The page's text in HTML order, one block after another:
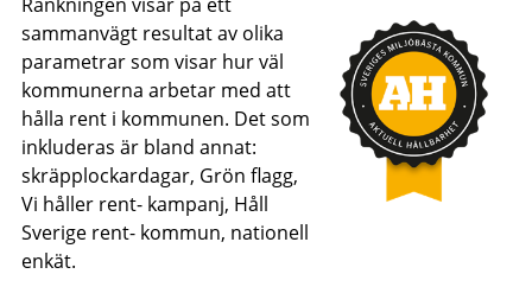
sammanvägt resultat av olika
parametrar som visar hur väl
kommunerna arbetar med att
hålla rent i kommunen. Det som
inkluderas är bland annat:
skräpplockardagar, Grön flagg,
Vi håller rent- kampanj, Håll
Sverige rent- kommun, nationell
enkät.